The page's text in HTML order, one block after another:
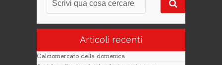
Articoli recenti
Calciomercato della domenica